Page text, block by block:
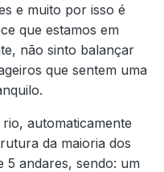
e muito por isso é
que estamos em
não sinto balançar
que sentem uma
automaticamente
da maioria dos
andares, sendo: um